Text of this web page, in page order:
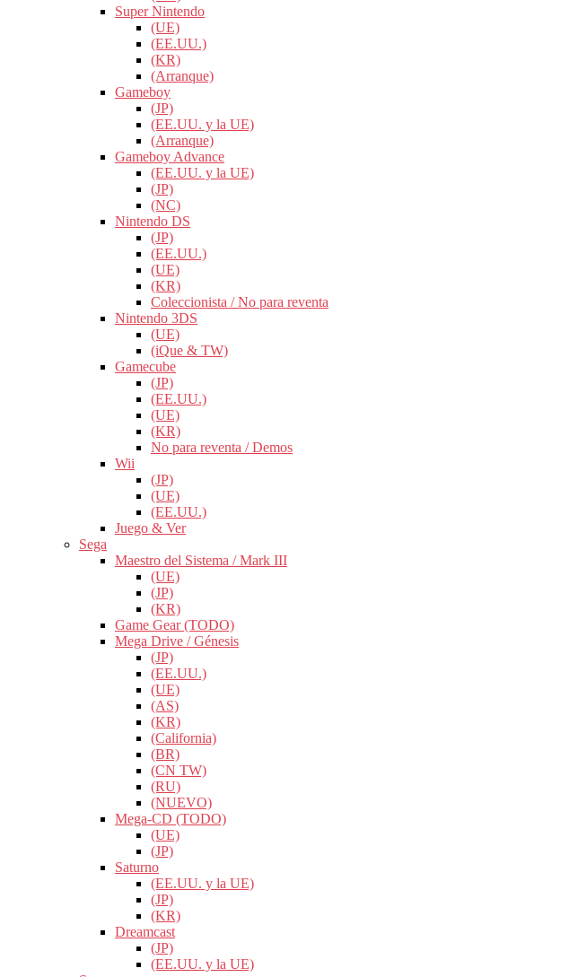
Super Nintendo
(UE)
(EE.UU.)
(KR)
(Arranque)
Gameboy
(JP)
(EE.UU. y la UE)
(Arranque)
Gameboy Advance
(EE.UU. y la UE)
(JP)
(NC)
Nintendo DS
(JP)
(EE.UU.)
(UE)
(KR)
Coleccionista / No para reventa
Nintendo 3DS
(UE)
(iQue & TW)
Gamecube
(JP)
(EE.UU.)
(UE)
(KR)
No para reventa / Demos
Wii
(JP)
(UE)
(EE.UU.)
Juego & Ver
Sega
Maestro del Sistema / Mark III
(UE)
(JP)
(KR)
Game Gear (TODO)
Mega Drive / Génesis
(JP)
(EE.UU.)
(UE)
(AS)
(KR)
(California)
(BR)
(CN TW)
(RU)
(NUEVO)
Mega-CD (TODO)
(UE)
(JP)
Saturno
(EE.UU. y la UE)
(JP)
(KR)
Dreamcast
(JP)
(EE.UU. y la UE)